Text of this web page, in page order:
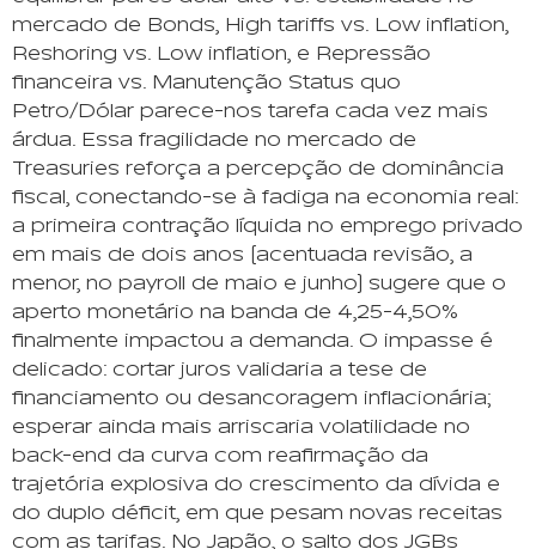
mercado de Bonds, High tariffs vs. Low inflation,
Reshoring vs. Low inflation, e Repressão
financeira vs. Manutenção Status quo
Petro/Dólar parece-nos tarefa cada vez mais
árdua. Essa fragilidade no mercado de
Treasuries reforça a percepção de dominância
fiscal, conectando-se à fadiga na economia real:
a primeira contração líquida no emprego privado
em mais de dois anos (acentuada revisão, a
menor, no payroll de maio e junho) sugere que o
aperto monetário na banda de 4,25-4,50%
finalmente impactou a demanda. O impasse é
delicado: cortar juros validaria a tese de
financiamento ou desancoragem inflacionária;
esperar ainda mais arriscaria volatilidade no
back-end da curva com reafirmação da
trajetória explosiva do crescimento da dívida e
do duplo déficit, em que pesam novas receitas
com as tarifas. No Japão, o salto dos JGBs